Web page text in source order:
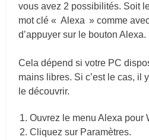
vous avez 2 possibilités. Soit
mot clé « Alexa » comme
d’appuyer sur le bouton Alexa.
Cela dépend si votre PC
mains libres. Si c’est le cas, il
le découvrir.
Ouvrez le menu Alexa pour
Cliquez sur Paramètres.